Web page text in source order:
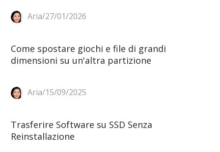
Aria/27/01/2026
Come spostare giochi e file di grandi
dimensioni su un'altra partizione
Aria/15/09/2025
Trasferire Software su SSD Senza
Reinstallazione